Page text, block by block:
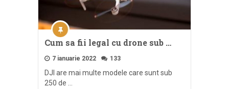
Cum sa fii legal cu drone sub …
7 ianuarie 2022 133
DJI are mai multe modele care sunt sub
250 de …